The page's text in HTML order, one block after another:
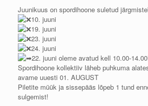
Juunikuus on spordihoone suletud
10. juuni
19. juuni
23. juuni
24. juuni
22. juuni oleme avatud kell 10.00-
Spordihoone kollektiiv läheb puhkuma
avame uuesti 01. AUGUST
Piletite müük ja sissepääs lõpeb 1 tund
sulgemist!